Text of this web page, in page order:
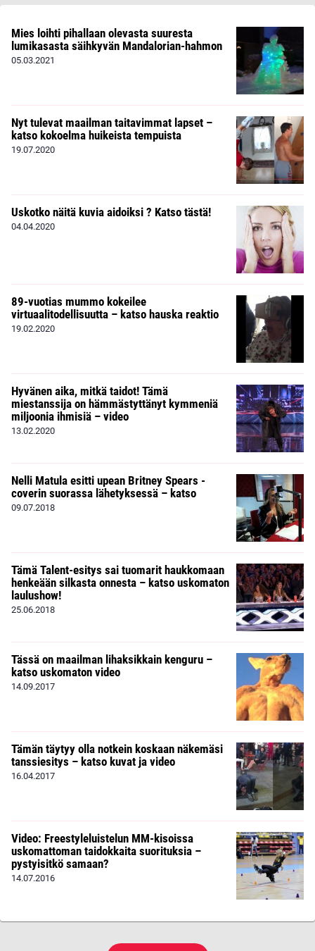
Mies loihti pihallaan olevasta suuresta
lumikasasta säihkyvän Mandalorian-hahmon
05.03.2021
Nyt tulevat maailman taitavimmat lapset –
katso kokoelma huikeista tempuista
19.07.2020
Uskotko näitä kuvia aidoiksi ? Katso tästä!
04.04.2020
89-vuotias mummo kokeilee
virtuaalitodellisuutta – katso hauska reaktio
19.02.2020
Hyvänen aika, mitkä taidot! Tämä
miestanssija on hämmästyttänyt kymmeniä
miljoonia ihmisiä – video
13.02.2020
Nelli Matula esitti upean Britney Spears -
coverin suorassa lähetyksessä – katso
09.07.2018
Tämä Talent-esitys sai tuomarit haukkomaan
henkeään silkasta onnesta – katso uskomaton
laulushow!
25.06.2018
Tässä on maailman lihaksikkain kenguru –
katso uskomaton video
14.09.2017
Tämän täytyy olla notkein koskaan näkemäsi
tanssiesitys – katso kuvat ja video
16.04.2017
Video: Freestyleluistelun MM-kisoissa
uskomattoman taidokkaita suorituksia –
pystyisitkö samaan?
14.07.2016